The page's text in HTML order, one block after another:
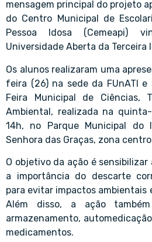
mensagem principal do projeto
do Centro Municipal de
Pessoa Idosa (Cemeapi)
Universidade Aberta da Terceira
Os alunos realizaram uma
feira (26) na sede da FUnATI e
Feira Municipal de Ciências,
Ambiental, realizada na
14h, no Parque Municipal do
Senhora das Graças, zona
O objetivo da ação é sensibilizar
a importância do descarte
para evitar impactos ambientais
Além disso, a ação
armazenamento,
medicamentos.